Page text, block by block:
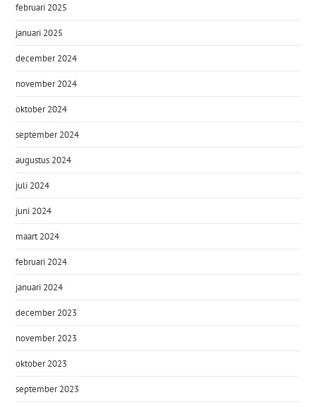
februari 2025
januari 2025
december 2024
november 2024
oktober 2024
september 2024
augustus 2024
juli 2024
juni 2024
maart 2024
februari 2024
januari 2024
december 2023
november 2023
oktober 2023
september 2023